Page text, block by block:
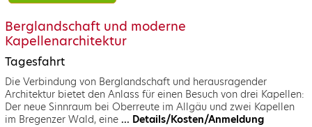
Berglandschaft und moderne
Kapellenarchitektur
Tagesfahrt
Die Verbindung von Berglandschaft und herausragender
Architektur bietet den Anlass für einen Besuch von drei Kapellen:
Der neue Sinnraum bei Oberreute im Allgäu und zwei Kapellen
im Bregenzer Wald, eine... Details/Kosten/Anmeldung